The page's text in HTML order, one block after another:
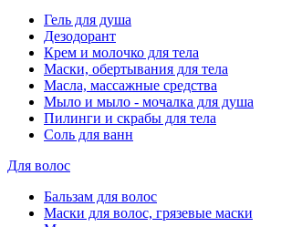
Гель для душа
Дезодорант
Крем и молочко для тела
Маски, обертывания для тела
Масла, массажные средства
Мыло и мыло - мочалка для душа
Пилинги и скрабы для тела
Соль для ванн
Для волос
Бальзам для волос
Маски для волос, грязевые маски